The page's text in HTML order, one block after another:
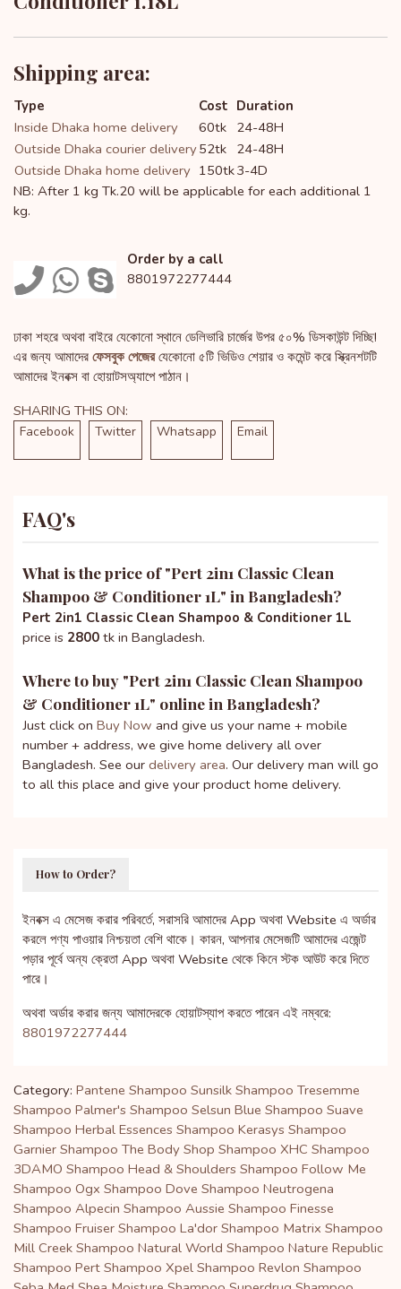
Shipping area:
Type Cost Duration
Inside Dhaka home delivery
60tk 24-48H
Outside Dhaka courier delivery52tk 24-48H
Outside Dhaka home delivery 150tk3-4D
NB: After 1 kg Tk.20 will be applicable for each additional 1
kg.
Order by a call
8801972277444
ঢাকা শহরে অথবা বাইরে যেকোনো স্থানে ডেলিভারি চার্জের উপর ৫০% ডিসকাউন্ট দিচ্ছি!
এর জন্য আমাদের ফেসবুক পেজেরযেকোনো ৫টি ভিডিও শেয়ার ও কমেন্ট করে স্ক্রিনশটটি
আমাদের ইনবক্স বা হোয়াটসঅ্যাপে পাঠান।
SHARING THIS ON:
Facebook Twitter Whatsapp Email
FAQ's
What is the price of "Pert 2in1 Classic Clean
Shampoo & Conditioner 1L" in Bangladesh?
Pert 2in1 Classic Clean Shampoo & Conditioner 1L
price is 2800 tk in Bangladesh.
Where to buy "Pert 2in1 Classic Clean Shampoo
& Conditioner 1L" online in Bangladesh?
Just click on Buy Now and give us your name + mobile
number + address, we give home delivery all over
Bangladesh. See our delivery area. Our delivery man will go
to all this place and give your product home delivery.
How to Order?
ইনবক্স এ মেসেজ করার পরিবর্তে, সরাসরি আমাদের App অথবা Website এ অর্ডার
করলে পণ্য পাওয়ার নিশ্চয়তা বেশি থাকে। কারন, আপনার মেসেজটি আমাদের এজেন্ট
পড়ার পূর্বে অন্য ক্রেতা App অথবা Website থেকে কিনে স্টক আউট করে দিতে
পারে।
অথবা অর্ডার করার জন্য আমাদেরকে হোয়াটস্যাপ করতে পারেন এই নম্বরে:
8801972277444
Category: Pantene Shampoo Sunsilk Shampoo Tresemme
Shampoo Palmer's Shampoo Selsun Blue Shampoo Suave
Shampoo Herbal Essences Shampoo Kerasys Shampoo
Garnier Shampoo The Body Shop Shampoo XHC Shampoo
3DAMO Shampoo Head & Shoulders Shampoo Follow Me
Shampoo Ogx Shampoo Dove Shampoo Neutrogena
Shampoo Alpecin Shampoo Aussie Shampoo Finesse
Shampoo Fruiser Shampoo La'dor Shampoo Matrix Shampoo
Mill Creek Shampoo Natural World Shampoo Nature Republic
Shampoo Pert Shampoo Xpel Shampoo Revlon Shampoo